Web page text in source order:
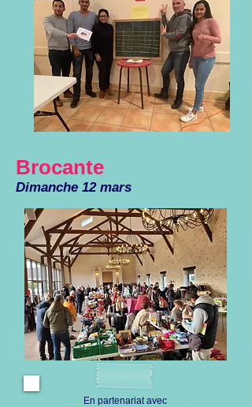
Brocante
Dimanche 12 mars
En partenariat avec